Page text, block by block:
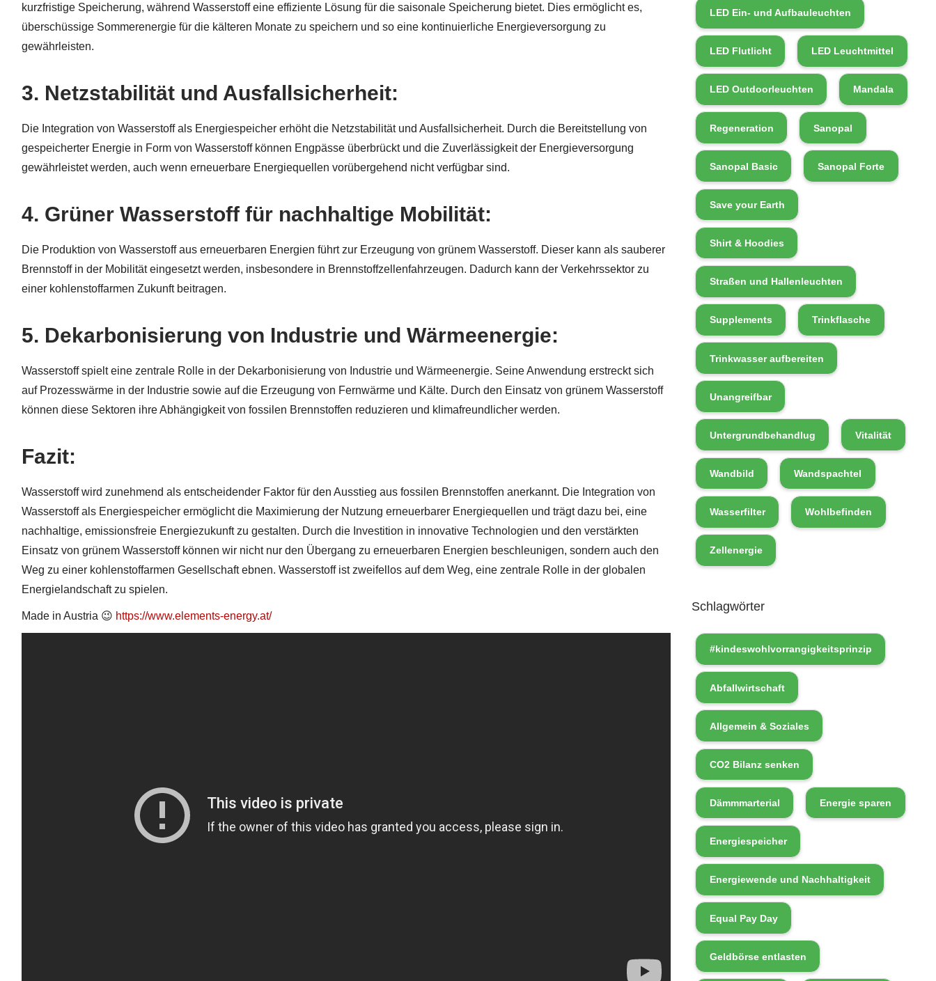
kurzfristige Speicherung, während Wasserstoff eine effiziente Lösung für die saisonale Speicherung bietet. Dies ermöglicht es,
überschüssige Sommerenergie für die kälteren Monate zu speichern und so eine kontinuierliche Energieversorgung zu
gewährleisten.
3. Netzstabilität und Ausfallsicherheit:
Die Integration von Wasserstoff als Energiespeicher erhöht die Netzstabilität und Ausfallsicherheit. Durch die Bereitstellung von
gespeicherter Energie in Form von Wasserstoff können Engpässe überbrückt und die Zuverlässigkeit der Energieversorgung
gewährleistet werden, auch wenn erneuerbare Energiequellen vorübergehend nicht verfügbar sind.
4. Grüner Wasserstoff für nachhaltige Mobilität:
Die Produktion von Wasserstoff aus erneuerbaren Energien führt zur Erzeugung von grünem Wasserstoff. Dieser kann als sauberer
Brennstoff in der Mobilität eingesetzt werden, insbesondere in Brennstoffzellenfahrzeugen. Dadurch kann der Verkehrssektor zu
einer kohlenstoffarmen Zukunft beitragen.
5. Dekarbonisierung von Industrie und Wärmeenergie:
Wasserstoff spielt eine zentrale Rolle in der Dekarbonisierung von Industrie und Wärmeenergie. Seine Anwendung erstreckt sich
auf Prozesswärme in der Industrie sowie auf die Erzeugung von Fernwärme und Kälte. Durch den Einsatz von grünem Wasserstoff
können diese Sektoren ihre Abhängigkeit von fossilen Brennstoffen reduzieren und klimafreundlicher werden.
Fazit:
Wasserstoff wird zunehmend als entscheidender Faktor für den Ausstieg aus fossilen Brennstoffen anerkannt. Die Integration von
Wasserstoff als Energiespeicher ermöglicht die Maximierung der Nutzung erneuerbarer Energiequellen und trägt dazu bei, eine
nachhaltige, emissionsfreie Energiezukunft zu gestalten. Durch die Investition in innovative Technologien und den verstärkten
Einsatz von grünem Wasserstoff können wir nicht nur den Übergang zu erneuerbaren Energien beschleunigen, sondern auch den
Weg zu einer kohlenstoffarmen Gesellschaft ebnen. Wasserstoff ist zweifellos auf dem Weg, eine zentrale Rolle in der globalen
Energielandschaft zu spielen.
Made in Austria 😉 https://www.elements-energy.at/
LED Ein- und Aufbauleuchten
LED Flutlicht LED Leuchtmittel
LED Outdoorleuchten Mandala
Regeneration Sanopal
Sanopal Basic Sanopal Forte
Save your Earth
Shirt & Hoodies
Straßen und Hallenleuchten
Supplements Trinkflasche
Trinkwasser aufbereiten
Unangreifbar
Untergrundbehandlug Vitalität
Wandbild Wandspachtel
Wasserfilter Wohlbefinden
Zellenergie
Schlagwörter
#kindeswohlvorrangigkeitsprinzip
Abfallwirtschaft
Allgemein & Soziales
CO2 Bilanz senken
Dämmmarterial Energie sparen
Energiespeicher
Energiewende und Nachhaltigkeit
Equal Pay Day
Geldbörse entlasten